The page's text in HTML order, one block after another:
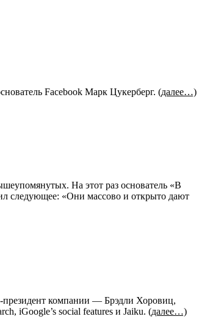
Facebook Марк Цукерберг. (далее…)
На этот раз основатель «В
следующее: «Они массово и открыто дают
президент компании — Брэдли Хоровиц,
iGoogle’s social features и Jaiku. (далее…)